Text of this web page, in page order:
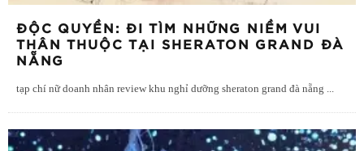
ĐỘC QUYỀN: ĐI TÌM NHỮNG NIỀM VUI
THÂN THUỘC TẠI SHERATON GRAND ĐÀ
NẴNG
tạp chí nữ doanh nhân review khu nghỉ dưỡng sheraton grand đà nẵng ...